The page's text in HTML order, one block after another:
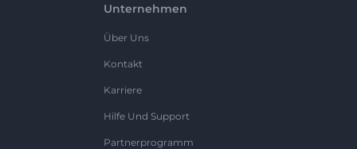
Unternehmen
Über Uns
Kontakt
Karriere
Hilfe Und Support
Partnerprogramm